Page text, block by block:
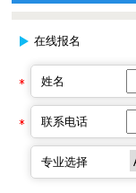
在线报名
姓名
联系电话
专业选择